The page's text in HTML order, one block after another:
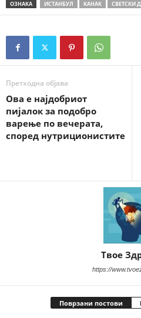
ОЗНАКА ИСТАНБУЛ КАНАК СВЕТСКИ
Претходна објава
Ова е најдобриот
пијалок за подобро
варење по вечерата,
според нутриционистите
Твое
https://
Поврзани постови